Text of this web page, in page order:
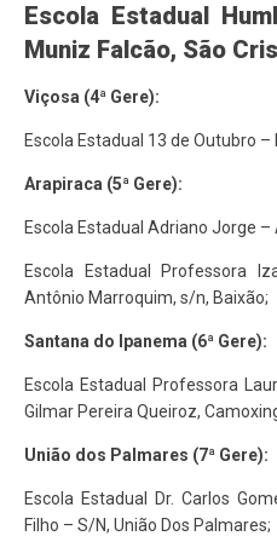
Escola Estadual
Muniz Falcão, São
Viçosa (4ª Gere):
Escola Estadual 13 de Outubro –
Arapiraca (5ª Gere):
Escola Estadual Adriano Jorge –
Escola Estadual Professora
Antônio Marroquim, s/n, Baixão;
Santana do Ipanema (6ª Gere):
Escola Estadual Professora
Gilmar Pereira Queiroz,
União dos Palmares (7ª Gere):
Escola Estadual Dr. Carlos
Filho – S/N, União Dos Palmares;